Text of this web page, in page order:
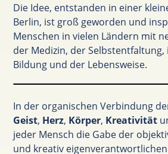
Die Idee, entstanden in einer
Berlin, ist groß geworden und
Menschen in vielen Ländern mit
der Medizin, der Selbstentfaltung,
Bildung und der Lebensweise.
In der organischen Verbindung
Geist, Herz, Körper, Kreativität
jeder Mensch die Gabe der
und kreativ